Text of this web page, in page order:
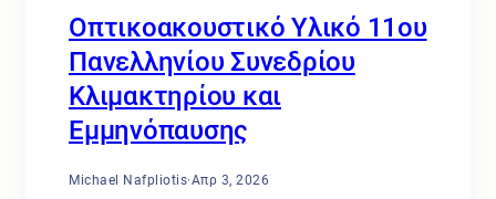
Οπτικοακουστικό Υλικό 11ου
Πανελληνίου Συνεδρίου
Κλιμακτηρίου και
Εμμηνόπαυσης
Michael Nafpliotis·Απρ 3, 2026